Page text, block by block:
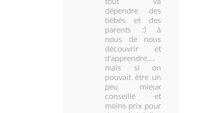
dépendre des
bébés et des
parents :) à
nous de nous
découvrir et
d'apprendre....
mais si on
pouvait être un
peu mieux
conseillé et
moins prix pour